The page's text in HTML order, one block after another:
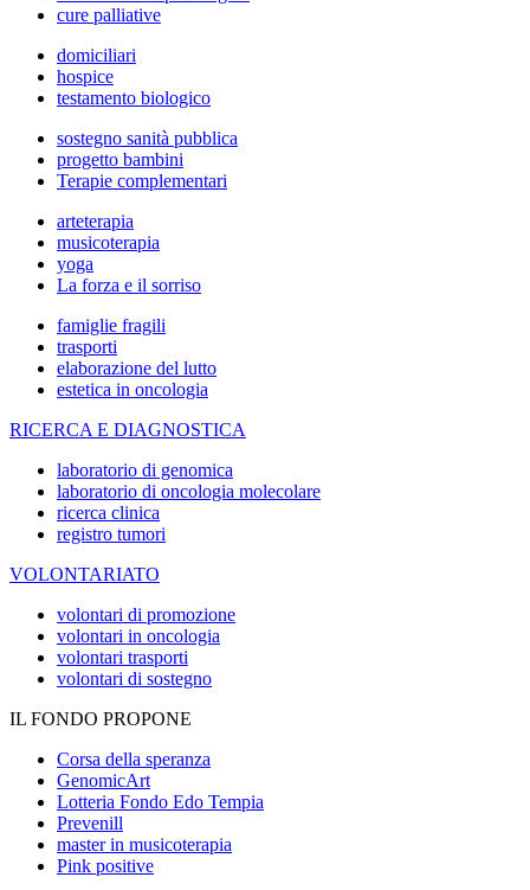
cure palliative
domiciliari
hospice
testamento biologico
sostegno sanità pubblica
progetto bambini
Terapie complementari
arteterapia
musicoterapia
yoga
La forza e il sorriso
famiglie fragili
trasporti
elaborazione del lutto
estetica in oncologia
RICERCA E DIAGNOSTICA
laboratorio di genomica
laboratorio di oncologia molecolare
ricerca clinica
registro tumori
VOLONTARIATO
volontari di promozione
volontari in oncologia
volontari trasporti
volontari di sostegno
IL FONDO PROPONE
Corsa della speranza
GenomicArt
Lotteria Fondo Edo Tempia
Prevenill
master in musicoterapia
Pink positive